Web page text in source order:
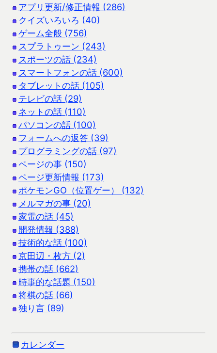
アプリ更新/修正情報 (286)
クイズいろいろ (40)
ゲーム全般 (756)
スプラトゥーン (243)
スポーツの話 (234)
スマートフォンの話 (600)
タブレットの話 (105)
テレビの話 (29)
ネットの話 (110)
パソコンの話 (100)
フォームへの返答 (39)
プログラミングの話 (97)
ページの事 (150)
ページ更新情報 (173)
ポケモンGO（位置ゲー） (132)
メルマガの事 (20)
家電の話 (45)
開発情報 (388)
技術的な話 (100)
京田辺・枚方 (2)
携帯の話 (662)
時事的な話題 (150)
将棋の話 (66)
独り言 (89)
カレンダー